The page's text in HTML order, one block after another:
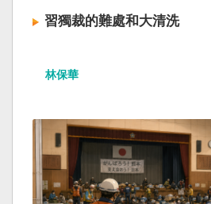
習獨裁的難處和大清洗
林保華